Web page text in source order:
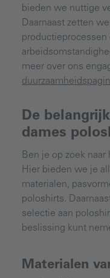
bieden we nuttige
Daarnaast zetten
productieprocessen
meer over ons
De
dames
Ben je op zoek
Hier bieden we je
materialen,
poloshirts.
selectie aan
beslissing kunt
Materialen